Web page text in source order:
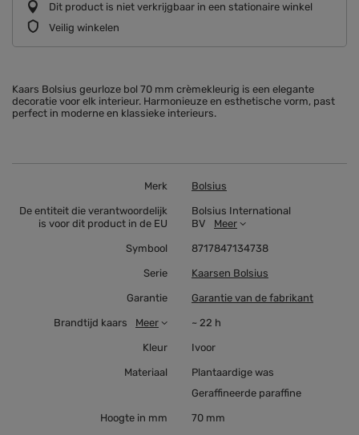
Dit product is niet verkrijgbaar in een stationaire winkel
Veilig winkelen
Kaars Bolsius geurloze bol 70 mm crèmekleurig is een elegante
decoratie voor elk interieur. Harmonieuze en esthetische vorm, past
perfect in moderne en klassieke interieurs.
Merk Bolsius
De entiteit die verantwoordelijk
is voor dit product in de EU
Bolsius International
BV
Meer
Symbool 8717847134738
Serie Kaarsen Bolsius
Garantie Garantie van de fabrikant
Brandtijd kaars Meer ~ 22 h
Kleur Ivoor
Materiaal
Plantaardige was
Geraffineerde paraffine
Hoogte in mm 70 mm